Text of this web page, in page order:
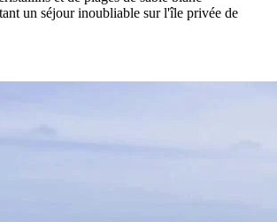
un séjour inoubliable sur l'île privée de